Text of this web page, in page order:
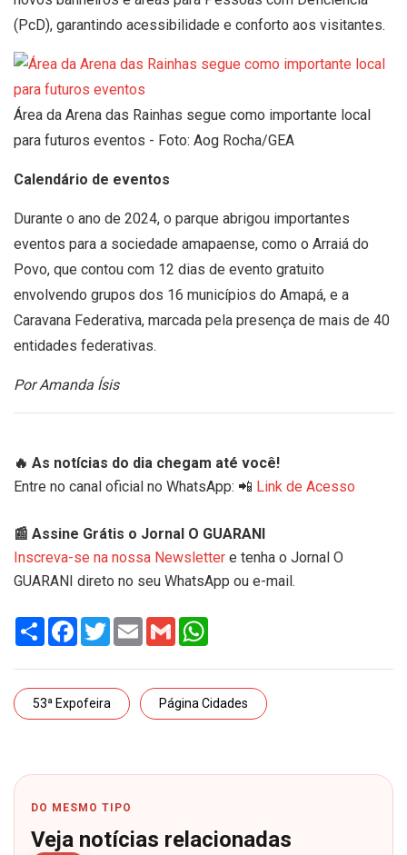
(PcD), garantindo acessibilidade e conforto aos visitantes.
Área da Arena das Rainhas segue como importante local
para futuros eventos - Foto: Aog Rocha/GEA
Calendário de eventos
Durante o ano de 2024, o parque abrigou importantes
eventos para a sociedade amapaense, como o Arraiá do
Povo, que contou com 12 dias de evento gratuito
envolvendo grupos dos 16 municípios do Amapá, e a
Caravana Federativa, marcada pela presença de mais de 40
entidades federativas.
Por Amanda Ísis
🔥 As notícias do dia chegam até você!
Entre no canal oficial no WhatsApp: 📲 Link de Acesso
📰 Assine Grátis o Jornal O GUARANI
Inscreva-se na nossa Newsletter e tenha o Jornal O
GUARANI direto no seu WhatsApp ou e-mail.
Share Facebook
TwitterEmail Gmail
53ª Expofeira Página Cidades
DO MESMO TIPO
Veja notícias relacionadas